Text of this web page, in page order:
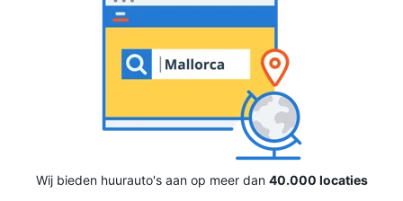
Wij bieden huurauto's aan op meer dan 40.000 locaties